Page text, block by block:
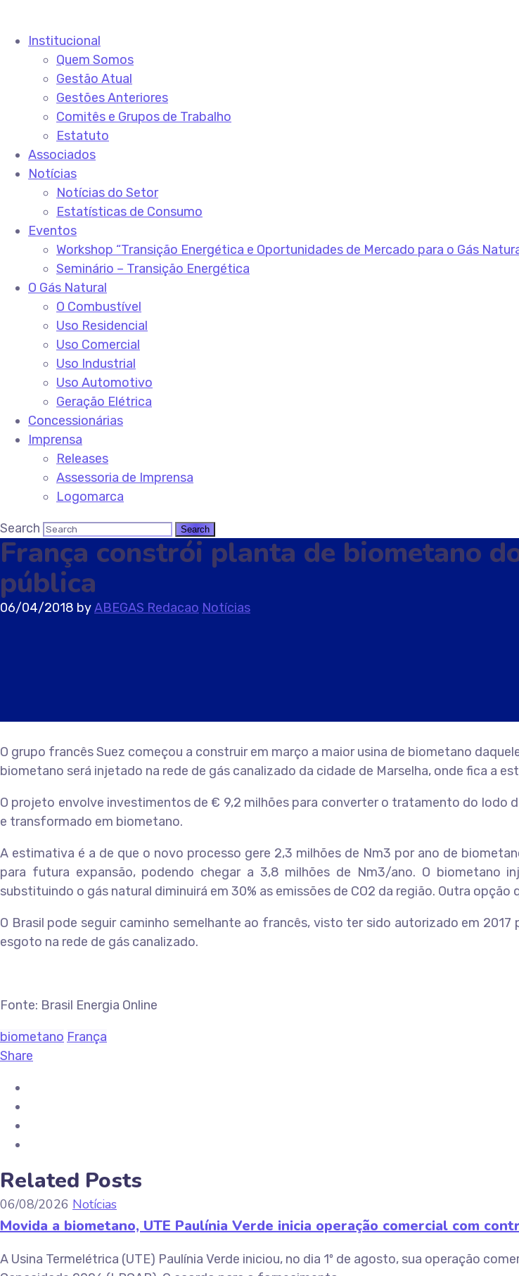
Institucional
Quem Somos
Gestão Atual
Gestões Anteriores
Comitês e Grupos de Trabalho
Estatuto
Associados
Notícias
Notícias do Setor
Estatísticas de Consumo
Eventos
Workshop “Transição Energética e Oportunidades de Mercado para o Gás
Seminário – Transição Energética
O Gás Natural
O Combustível
Uso Residencial
Uso Comercial
Uso Industrial
Uso Automotivo
Geração Elétrica
Concessionárias
Imprensa
Releases
Assessoria de Imprensa
Logomarca
Search
França constrói planta de biometano
pública
06/04/2018 byABEGAS Redacao Notícias
O grupo francês Suez começou a construir em março a maior usina de biometano
biometano será injetado na rede de gás canalizado da cidade de Marselha, onde fica a
O projeto envolve investimentos de € 9,2 milhões para converter o tratamento do lodo
e transformado em biometano.
A estimativa é a de que o novo processo gere 2,3 milhões de Nm3 por ano de
para futura expansão, podendo chegar a 3,8 milhões de Nm3/ano. O biometano
substituindo o gás natural diminuirá em 30% as emissões de CO2 da região. Outra
O Brasil pode seguir caminho semelhante ao francês, visto ter sido autorizado em
esgoto na rede de gás canalizado.
Fonte: Brasil Energia Online
biometano França
Share
Related Posts
06/08/2026 Notícias
Movida a biometano, UTE Paulínia Verde inicia operação comercial com
A Usina Termelétrica (UTE) Paulínia Verde iniciou, no dia 1º de agosto, sua operação